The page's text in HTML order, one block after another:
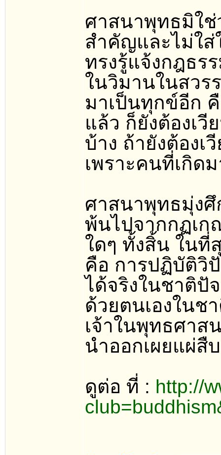
ศาสนาพุทธมิใช่
สำคัญและไม่ใส่
ทรงรู้แจ้งกฎธร
ในวิมานในสวร
มาเป็นทุกข์อีก คื
แล้ว ก็ยังต้องเ
บ้าง ถ้ายังต้องเ
เพราะคนที่เกิด
ศาสนาพุทธมุ่งศึ
พ้นไปจากกฏเก
ใดๆ ทั้งสิ้น ในที่
คือ การปฏิบัติวิ
ได้จริงในชาติปั
ด้วยตนเองในช
เจ้าในพุทธศาส
นำออกเผยแผ่
ดูต่อ ที่ : http://